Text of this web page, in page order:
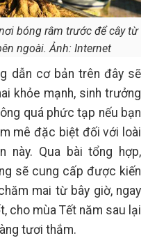
bóng râm trước để cây từ
ngoài. Ảnh: Internet
dẫn cơ bản trên đây sẽ
khỏe mạnh, sinh trưởng
quá phức tạp nếu bạn
mê đặc biệt đối với loài
này. Qua bài tổng hợp,
sẽ cung cấp được kiến
mai từ bây giờ, ngay
cho mùa Tết năm sau lại
tươi thắm.